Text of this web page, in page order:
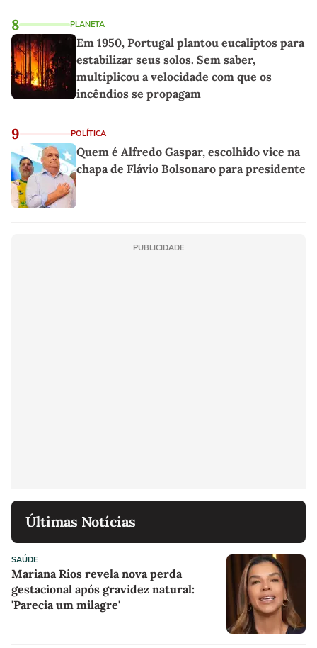
8 PLANETA
Em 1950, Portugal plantou eucaliptos para
estabilizar seus solos. Sem saber,
multiplicou a velocidade com que os
incêndios se propagam
9 POLÍTICA
Quem é Alfredo Gaspar, escolhido vice na
chapa de Flávio Bolsonaro para presidente
PUBLICIDADE
Últimas Notícias
SAÚDE
Mariana Rios revela nova perda
gestacional após gravidez natural:
'Parecia um milagre'